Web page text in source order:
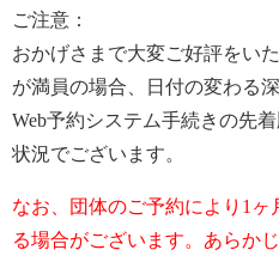
ご注意：
おかげさまで大変ご好評をい
が満員の場合、日付の変わる
Web予約システム手続きの先
状況でございます。
なお、団体のご予約により1
る場合がございます。あらか